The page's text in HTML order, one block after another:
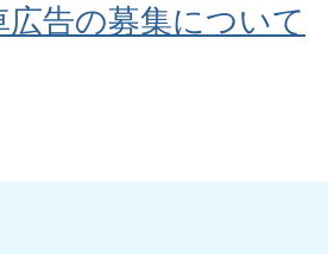
広告の募集について